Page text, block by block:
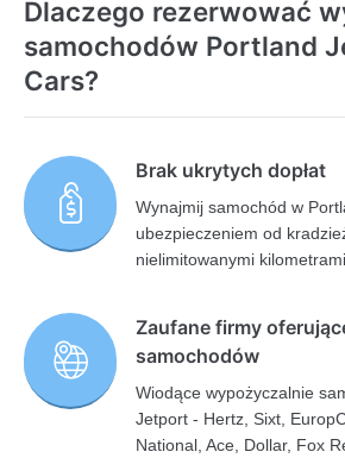
Dlaczego rezerwować
samochodów Portland
Cars?
Brak ukrytych dopłat
Wynajmij samochód w
ubezpieczeniem od
nielimitowanymi kilometrami
Zaufane firmy
samochodów
Wiodące wypożyczalnie
Jetport - Hertz, Sixt,
National, Ace, Dollar, Fox